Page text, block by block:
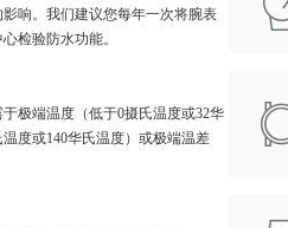
响。我们建议您每年一次将腕表
检验防水功能。
极端温度（低于0摄氏温度或32华
度或140华氏温度）或极端温差